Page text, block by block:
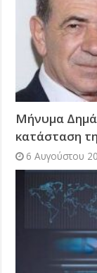
Μήνυμα
κατάσταση
6 Αυγούστου